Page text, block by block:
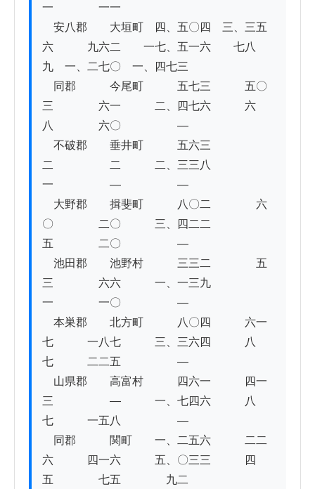
一　　　　一一
安八郡　　大垣町　四、五〇四　三、三五
六　　　九六二　　一七、五一六　　七八
九　一、二七〇　一、四七三
同郡　　　今尾町　　　五七三　　　五〇
三　　　　六一　　　二、四七六　　　六
八　　　　六〇　　　　　―
不破郡　　垂井町　　　五六三
二　　　　　二　　　二、三三八
一　　　　　―　　　　　―
大野郡　　揖斐町　　　八〇二　　　　六
〇　　　　二〇　　　三、四二二
五　　　　二〇　　　　　―
池田郡　　池野村　　　三三二　　　　五
三　　　　六六　　　一、一三九
一　　　　一〇　　　　　―
本巣郡　　北方町　　　八〇四　　　六一
七　　　一八七　　　三、三六四　　　八
七　　　二二五　　　　　―
山県郡　　高富村　　　四六一　　　四一
三　　　　　―　　　一、七四六　　　八
七　　　一五八　　　　　―
同郡　　　関町　　一、二五六　　　二二
六　　　四一六　　　五、〇三三　　　四
五　　　　七五　　　　九二